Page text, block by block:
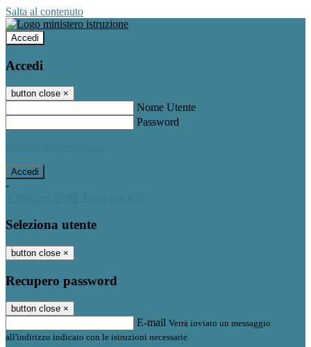
Salta al contenuto
Accedi
Accedi
button close ×
Nome Utente
Password
-
Seleziona utente
button close ×
Recupero password
button close ×
E-mail Verrà inviato un messaggio
all'indirizzo indicato con le istruzioni necessarie.